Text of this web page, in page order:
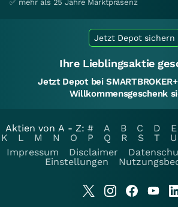
✅ mehr als 25 Jahre Marktpräsenz
Jetzt Depot sichern
Ihre Lieblingsaktie
Jetzt Depot bei
Willkommensgeschenk
Aktien von A - Z: # A B C D E
K
L M N O P Q R S T U
Impressum
Disclaimer
Einstellungen